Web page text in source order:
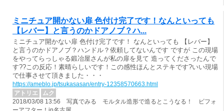
ミニチュア開かない扉 色付け完了です！なんといっても
【レバー】と言うのかドアノブ？ハ...
ミニチュア開かない扉 色付け完了です！ なんといっても 【レバー】
と言うのかドアノブ？ハンドル？依頼してないんです ですが この現場
をやってらっしゃる鍛冶屋さんが私の扉を見て 造ってくださったんで
す??この反応！素晴らしいです！この感性ほんとステキです?いい現場
で仕事させて頂きました・・・
https://ameblo.jp/tsukasasan/entry-12358570663.html
アトリエ
ムク
2018/03/08 13:56 写真でみる モルタル造形で造るとこうなる！ ビフォ